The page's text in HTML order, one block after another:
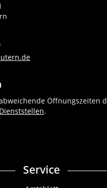
Öffnungszeiten
Dienststellen.
Service